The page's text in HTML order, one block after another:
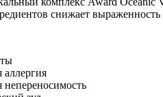
снижает